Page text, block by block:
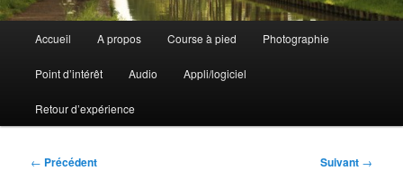
principal
Accueil A propos Course à pied Photographie
Point d’intérêt Audio Appli/logiciel
Retour d’expérience
Navigation
← Précédent Suivant →